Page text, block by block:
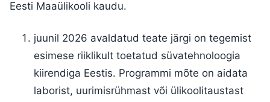
Eesti Maaülikooli kaudu.
juunil 2026 avaldatud teate järgi on tegemist
esimese riiklikult toetatud süvatehnoloogia
kiirendiga Eestis. Programmi mõte on aidata
laborist, uurimisrühmast või ülikoolitaustast